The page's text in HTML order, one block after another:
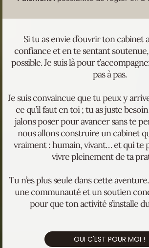
Si tu as envie d’ouvrir ton cabinet
confiance et en te sentant soutenue,
possible. Je suis là pour
pas à pas.
Je suis convaincue que tu peux y
ce qu’il faut en toi ; tu as juste
jalons poser pour avancer sans te
nous allons construire un cabinet
vraiment : humain, vivant… et qui te
vivre pleinement de ta
Tu n’es plus seule dans cette
une communauté et un soutien
pour que ton activité s’installe
OUI C'EST POUR MOI !